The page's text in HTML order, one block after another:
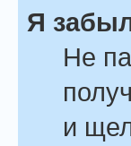
Я
Не
и